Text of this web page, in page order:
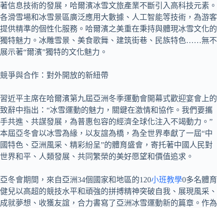
著信息技術的發展，哈爾濱冰雪文旅產業不斷引入高科技元素。
各滑雪場和冰雪景區廣泛應用大數據、人工智能等技術，為游客
提供精準的個性化服務。哈爾濱之美重在秉持與體現冰雪文化的
獨特魅力。冰雕雪景、美食歌舞、建筑街巷、民族特色……無不
展示著“爾濱”獨特的文化魅力。
競爭與合作：對外開放的新紐帶
習近平主席在哈爾濱第九屆亞洲冬季運動會開幕式歡迎宴會上的
致辭中指出：“冰雪運動的魅力，關鍵在激情和協作。我們要攜
手共進、共謀發展，為普惠包容的經濟全球化注入不竭動力。”
本屆亞冬會以冰雪為緣，以友誼為橋，為全世界奉獻了一屆“中
國特色、亞洲風采、精彩紛呈”的體育盛會，寄托著中國人民對
世界和平、人類發展、共同繁榮的美好愿望和價值追求。
亞冬會期間，來自亞洲34個國家和地區的120小班教學0多名體育
健兒以高超的競技水平和頑強的拼搏精神突破自我、展現風采、
成就夢想、收獲友誼，合力書寫了亞洲冰雪運動新的篇章。作為